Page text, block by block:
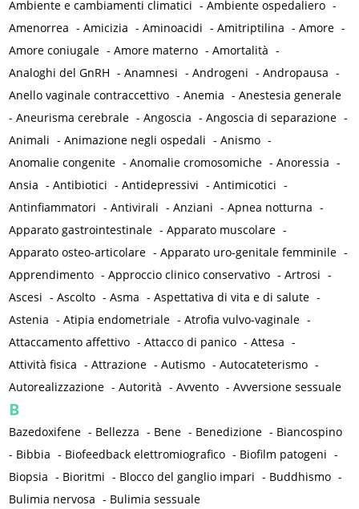
Ambiente e cambiamenti climatici -Ambiente ospedaliero -
Amenorrea -Amicizia -Aminoacidi -Amitriptilina -Amore -
Amore coniugale -Amore materno -Amortalità -
Analoghi del GnRH -Anamnesi -Androgeni -Andropausa -
Anello vaginale contraccettivo -Anemia -Anestesia generale
-Aneurisma cerebrale -Angoscia -Angoscia di separazione -
Animali -Animazione negli ospedali -Anismo -
Anomalie congenite -Anomalie cromosomiche -Anoressia -
Ansia -Antibiotici -Antidepressivi -Antimicotici -
Antinfiammatori -Antivirali -Anziani -Apnea notturna -
Apparato gastrointestinale -Apparato muscolare -
Apparato osteo-articolare -Apparato uro-genitale femminile -
Apprendimento -Approccio clinico conservativo -Artrosi -
Ascesi -Ascolto -Asma -Aspettativa di vita e di salute -
Astenia -Atipia endometriale -Atrofia vulvo-vaginale -
Attaccamento affettivo -Attacco di panico -Attesa -
Attività fisica -Attrazione -Autismo -Autocateterismo -
Autorealizzazione -Autorità -Avvento -Avversione sessuale
B
Bazedoxifene - Bellezza - Bene - Benedizione - Biancospino
- Bibbia - Biofeedback elettromiografico - Biofilm patogeni -
Biopsia - Bioritmi - Blocco del ganglio impari - Buddhismo -
Bulimia nervosa - Bulimia sessuale